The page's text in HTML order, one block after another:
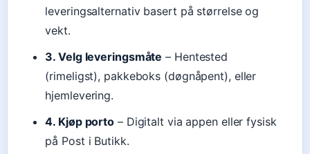
leveringsalternativ basert på størrelse og
vekt.
3. Velg leveringsmåte – Hentested
(rimeligst), pakkeboks (døgnåpent), eller
hjemlevering.
4. Kjøp porto – Digitalt via appen eller fysisk
på Post i Butikk.